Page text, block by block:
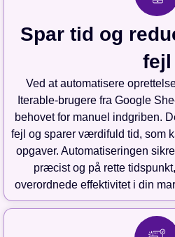
Spar tid og
fejl
Ved at automatisere
Iterable-brugere fra Google
behovet for manuel indgriben.
fejl og sparer værdifuld tid, som
opgaver. Automatiseringen
præcist og på rette
overordnede effektivitet i din